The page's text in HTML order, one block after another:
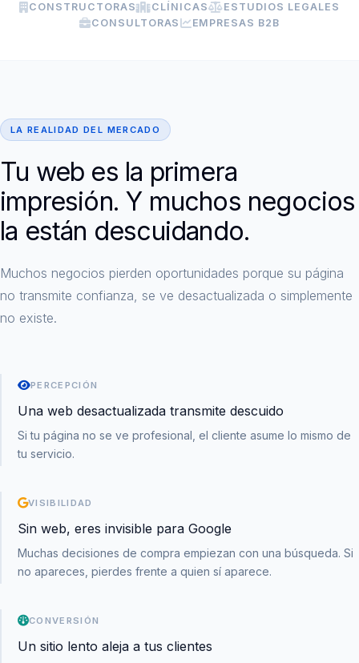
CONSTRUCTORAS CLÍNICAS
ESTUDIOS LEGALES
CONSULTORAS
EMPRESAS B2B
LA REALIDAD DEL MERCADO
Tu web es la primera
impresión. Y muchos negocios
la están descuidando.
Muchos negocios pierden oportunidades porque su página
no transmite confianza, se ve desactualizada o simplemente
no existe.
PERCEPCIÓN
Una web desactualizada transmite descuido
Si tu página no se ve profesional, el cliente asume lo mismo de
tu servicio.
VISIBILIDAD
Sin web, eres invisible para Google
Muchas decisiones de compra empiezan con una búsqueda. Si
no apareces, pierdes frente a quien sí aparece.
CONVERSIÓN
Un sitio lento aleja a tus clientes